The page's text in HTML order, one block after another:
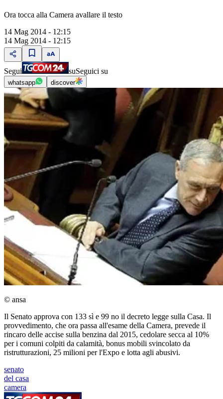
Ora tocca alla Camera avallare il testo
14 Mag 2014 - 12:15
14 Mag 2014 - 12:15
Segui suSeguici su
whatsapp discover
© ansa
Il Senato approva con 133 sì e 99 no il decreto legge sulla Casa. Il
provvedimento, che ora passa all'esame della Camera, prevede il
rincaro delle accise sulla benzina dal 2015, cedolare secca al 10%
per i comuni colpiti da calamità, bonus mobili svincolato da
ristrutturazioni, 25 milioni per l'Expo e lotta agli abusivi.
senato
del casa
camera